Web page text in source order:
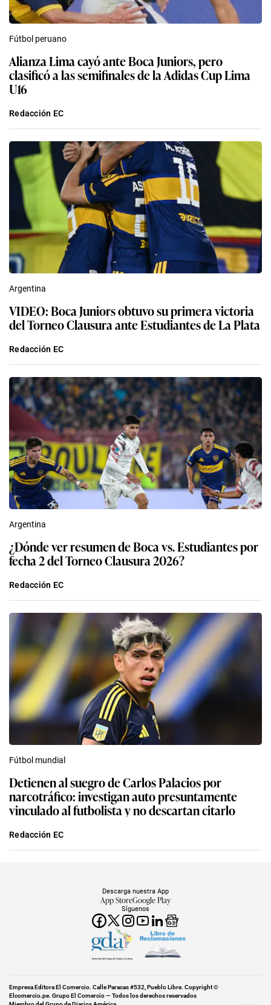
Fútbol peruano
Alianza Lima cayó ante Boca Juniors, pero
clasificó a las semifinales de la Adidas Cup Lima
U16
Redacción EC
Argentina
VIDEO: Boca Juniors obtuvo su primera victoria
del Torneo Clausura ante Estudiantes de La Plata
Redacción EC
Argentina
¿Dónde ver resumen de Boca vs. Estudiantes por
fecha 2 del Torneo Clausura 2026?
Redacción EC
Fútbol mundial
Detienen al suegro de Carlos Palacios por
narcotráfico: investigan auto presuntamente
vinculado al futbolista y no descartan citarlo
Redacción EC
Síguenos
Descarga nuestra App
App StoreGoogle Play
Miembro del Grupo de Diarios América
Empresa Editora El Comercio. Calle Paracas #532, Pueblo Libre. Copyright ©
Elcomercio.pe. Grupo El Comercio — Todos los derechos reservados